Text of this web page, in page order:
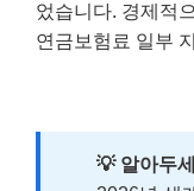
었습니다. 경제적
연금보험료 일부
💡 알아두